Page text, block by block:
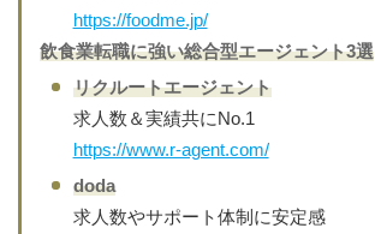
https://foodme.jp/
飲食業転職に強い総合型エージェント3選
リクルートエージェント
求人数＆実績共にNo.1
https://www.r-agent.com/
doda
求人数やサポート体制に安定感